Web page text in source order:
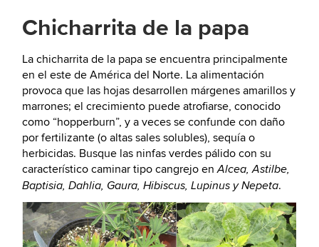
Chicharrita de la papa
La chicharrita de la papa se encuentra principalmente
en el este de América del Norte. La alimentación
provoca que las hojas desarrollen márgenes amarillos y
marrones; el crecimiento puede atrofiarse, conocido
como “hopperburn”, y a veces se confunde con daño
por fertilizante (o altas sales solubles), sequía o
herbicidas. Busque las ninfas verdes pálido con su
característico caminar tipo cangrejo enAlcea, Astilbe,
Baptisia, Dahlia, Gaura, Hibiscus, Lupinus y Nepeta.